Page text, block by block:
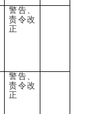
警告、
责令改
正
警告、
责令改
正